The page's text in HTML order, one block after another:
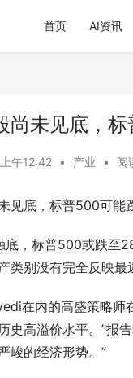
首页 AI资讯
尚未见底，
午12:42 • 产业 • 阅
见底，标普500可能
底，标普500或跌至
类别没有完全反映最
在内的高盛策略师
史高溢价水平。”报
峻的经济形势。”